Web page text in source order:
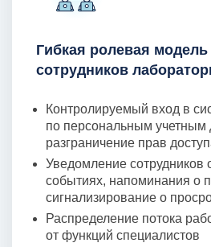
Гибкая ролевая модель
сотрудников
Контролируемый вход в
по персональным
разграничение прав
Уведомление сотрудников
событиях, напоминания о
сигнализирование о
Распределение потока
от функций специалистов